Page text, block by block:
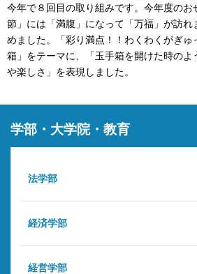
今年で８回目の取り組みです。今年度のお
節」には「満腹」になって「万福」が訪れ
めました。「彩り満点！！わくわくがぎゅ
箱」をテーマに、「玉手箱を開けた時のよ
や楽しさ」を表現しました。
学部・大学院・教育
法学部
経済学部
経営学部